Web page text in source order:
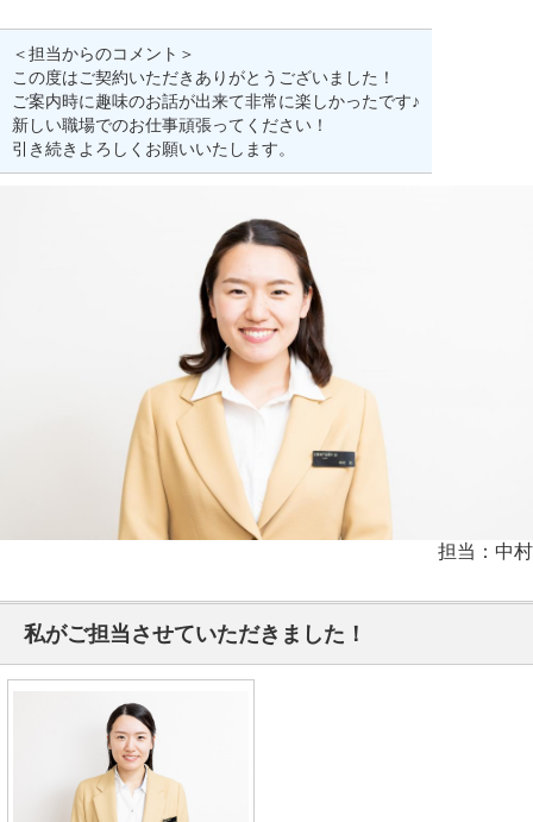
＜担当からのコメント＞
この度はご契約いただきありがとうございました！
ご案内時に趣味のお話が出来て非常に楽しかったです♪
新しい職場でのお仕事頑張ってください！
引き続きよろしくお願いいたします。
担当：中村
私がご担当させていただきました！